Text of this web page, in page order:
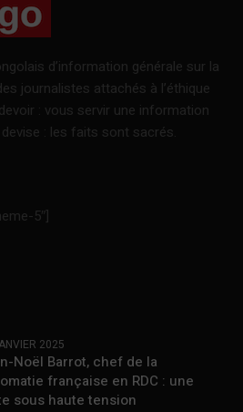
d’information générale sur la
journalistes attachés à l’éthique
: vous servir une information
: les faits sont sacrés.
5″]
2025
Noël Barrot, chef de la
française en RDC : une
sous haute tension